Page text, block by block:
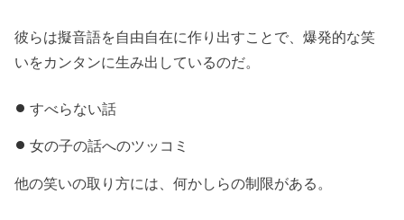
彼らは擬音語を自由自在に作り出すことで、爆発的な笑
いをカンタンに生み出しているのだ。
すべらない話
女の子の話へのツッコミ
他の笑いの取り方には、何かしらの制限がある。